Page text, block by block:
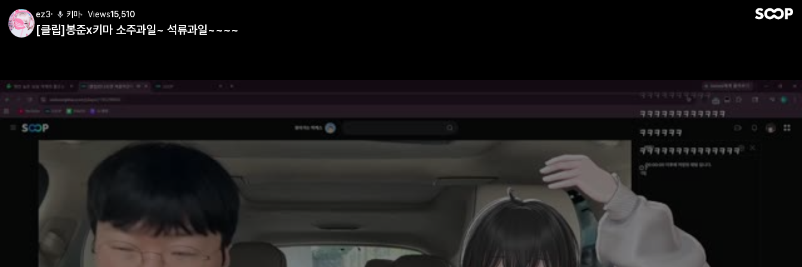
ez3
[클립]봉준x키마 소주과일~ 석류과일~~~~
키마 Views15,510